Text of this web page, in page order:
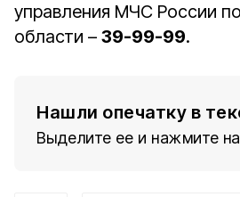
управления МЧС России
области – 39-99-99.
Нашли опечатку в
Выделите ее и нажмите на